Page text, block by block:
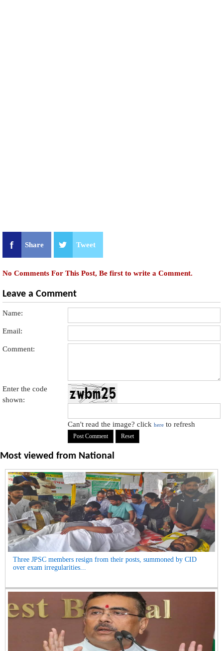
Share Tweet
No Comments For This Post, Be first to write a Comment.
Leave a Comment
Name:
Email:
Comment:
Enter the code
shown:
Can't read the image? clickhere to refresh
Most viewed from National
Three JPSC members resign from their posts, summoned by CID
over exam irregularities...